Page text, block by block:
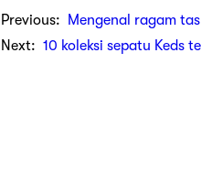
Previous:
Mengenal ragam
Next: 10 koleksi sepatu Keds